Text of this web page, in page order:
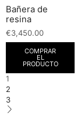
Bañera de
resina
€3,450.00
COMPRAR
EL
PRODUCTO
1
2
3